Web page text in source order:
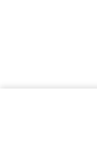
Sabtu, 08 Agustus